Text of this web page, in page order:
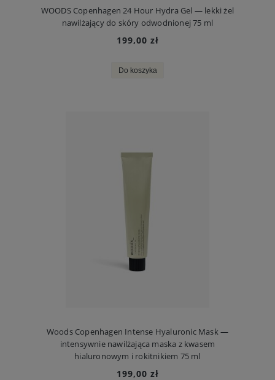
WOODS Copenhagen 24 Hour Hydra Gel — lekki żel
nawilżający do skóry odwodnionej 75 ml
199,00 zł
Do koszyka
Woods Copenhagen Intense Hyaluronic Mask —
intensywnie nawilżająca maska z kwasem
hialuronowym i rokitnikiem 75 ml
199,00 zł